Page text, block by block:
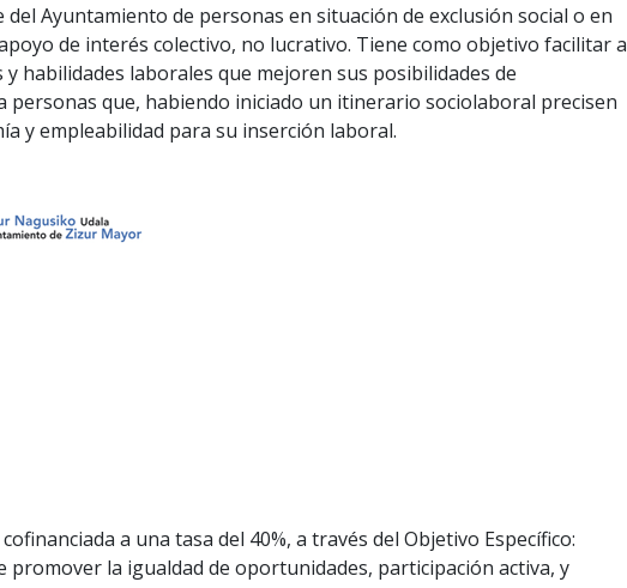
Ayuntamiento de personas en situación de exclusión social o en
de interés colectivo, no lucrativo. Tiene como objetivo facilitar a
habilidades laborales que mejoren sus posibilidades de
que, habiendo iniciado un itinerario sociolaboral precisen
y empleabilidad para su inserción laboral.
a una tasa del 40%, a través del Objetivo Específico:
promover la igualdad de oportunidades, participación activa, y